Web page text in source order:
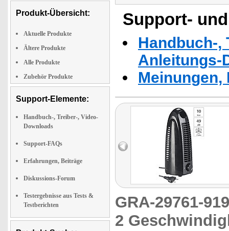
Produkt-Übersicht:
Aktuelle Produkte
Ältere Produkte
Alle Produkte
Zubehör Produkte
Support-Elemente:
Handbuch-, Treiber-, Video-
Downloads
Support-FAQs
Erfahrungen, Beiträge
Diskussions-Forum
Testergebnisse aus Tests &
Testberichten
Support-
Handbuch-,
Anleitungs-
GRA-29761-
2